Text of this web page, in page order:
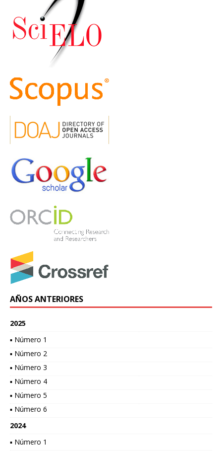
AÑOS ANTERIORES
2025
▪ Número 1
▪ Número 2
▪ Número 3
▪ Número 4
▪ Número 5
▪ Número 6
2024
▪ Número 1